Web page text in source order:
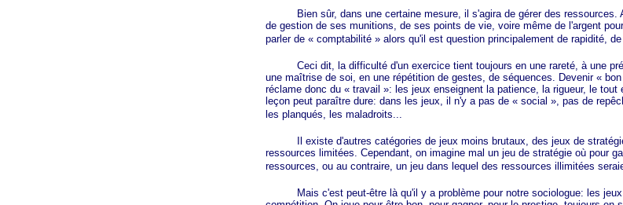
Bien sûr, dans une certaine mesure, il s'agira de gérer des ressources.
de gestion de ses munitions, de ses points de vie, voire même de l'argent
parler de « comptabilité »alors qu'il est question principalement de rapidité,
Ceci dit, la difficulté d'un exercice tient toujours en une rareté, à une
une maîtrise de soi, en une répétition de gestes, de séquences. Devenir «
réclame donc du « travail »: les jeux enseignent la patience, la rigueur, le
leçon peut paraître dure: dans les jeux, il n'y a pas de « social », pas de
les planqués, les maladroits...
Il existe d'autres catégories de jeux moins brutaux, des jeux de
ressources limitées. Cependant, on imagine mal un jeu de stratégie où pour
ressources, ou au contraire, un jeu dans lequel des ressources illimitées
Mais c'est peut-être là qu'il y a problème pour notre sociologue: les jeux